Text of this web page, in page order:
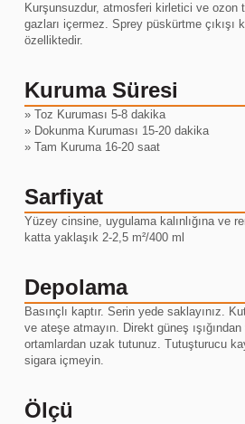
Kurşunsuzdur, atmosferi kirletici ve ozon
gazları içermez. Sprey püskürtme çıkışı
özelliktedir.
Kuruma Süresi
» Toz Kuruması 5-8 dakika
» Dokunma Kuruması 15-20 dakika
» Tam Kuruma 16-20 saat
Sarfiyat
Yüzey cinsine, uygulama kalınlığına ve
katta yaklaşık 2-2,5 m²/400 ml
Depolama
Basınçlı kaptır. Serin yede saklayınız.
ve ateşe atmayın. Direkt güneş ışığından
ortamlardan uzak tutunuz. Tutuşturucu
sigara içmeyin.
Ölçü